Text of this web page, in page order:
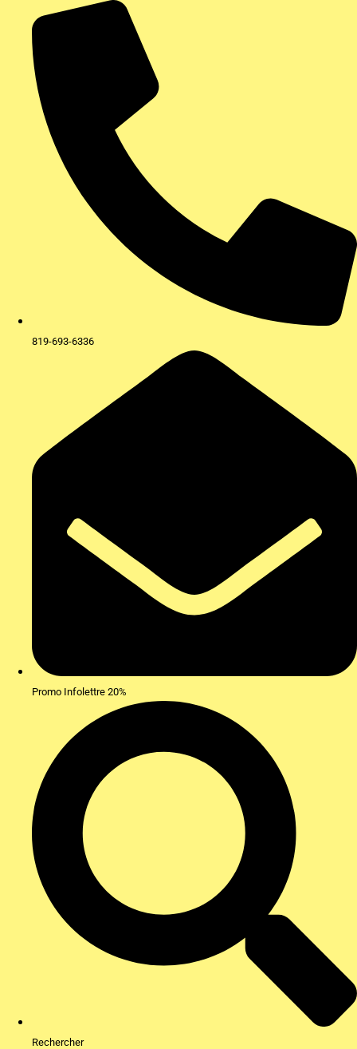
contenu
819-693-6336
Promo Infolettre 20%
Rechercher